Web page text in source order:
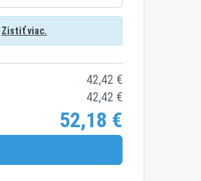
Zistiť viac.
42,42 €
42,42 €
52,18 €